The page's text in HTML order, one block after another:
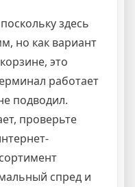
здесь
но как вариант
это
работает
подводил.
проверьте
спред и